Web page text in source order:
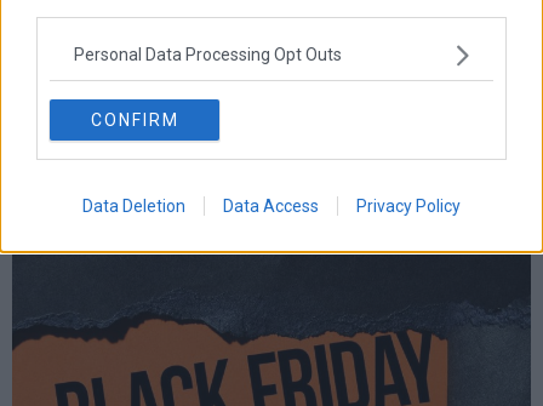
Personal Data Processing Opt Outs
CONFIRM
Data Deletion Data Access Privacy Policy